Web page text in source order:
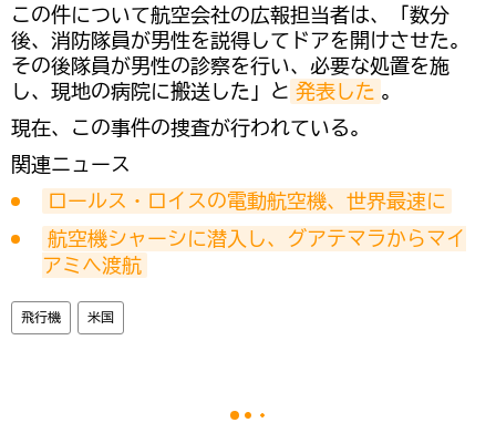
この件について航空会社の広報担当者は、「数分
後、消防隊員が男性を説得してドアを開けさせた。
その後隊員が男性の診察を行い、必要な処置を施
し、現地の病院に搬送した」と 発表した 。
現在、この事件の捜査が行われている。
関連ニュース
ロールス・ロイスの電動航空機、世界最速に
航空機シャーシに潜入し、グアテマラからマイ
アミへ渡航
飛行機 米国